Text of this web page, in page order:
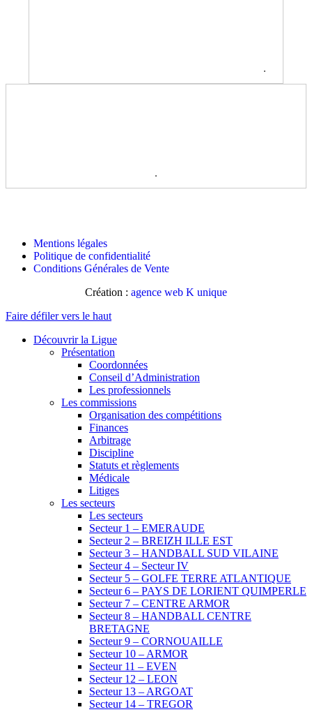
.
.
Mentions légales
Politique de confidentialité
Conditions Générales de Vente
Création : agence web K unique
Faire défiler vers le haut
Découvrir la Ligue
Présentation
Coordonnées
Conseil d’Administration
Les professionnels
Les commissions
Organisation des compétitions
Finances
Arbitrage
Discipline
Statuts et règlements
Médicale
Litiges
Les secteurs
Les secteurs
Secteur 1 – EMERAUDE
Secteur 2 – BREIZH ILLE EST
Secteur 3 – HANDBALL SUD VILAINE
Secteur 4 – Secteur IV
Secteur 5 – GOLFE TERRE ATLANTIQUE
Secteur 6 – PAYS DE LORIENT QUIMPERLE
Secteur 7 – CENTRE ARMOR
Secteur 8 – HANDBALL CENTRE
BRETAGNE
Secteur 9 – CORNOUAILLE
Secteur 10 – ARMOR
Secteur 11 – EVEN
Secteur 12 – LEON
Secteur 13 – ARGOAT
Secteur 14 – TREGOR